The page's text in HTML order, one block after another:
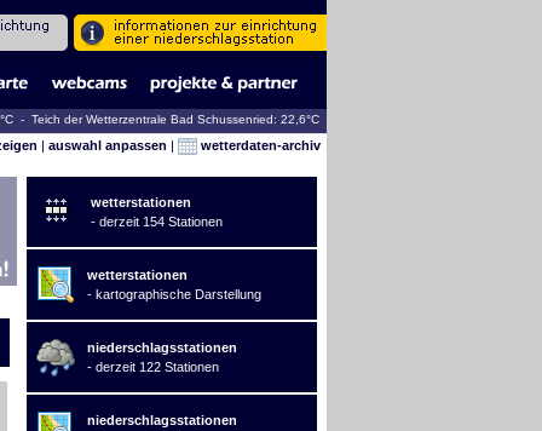
- Teich der Wetterzentrale Bad Schussenried: 22,6°C
| auswahl anpassen | wetterdaten-archiv
wetterstationen
- derzeit 154 Stationen
wetterstationen
- kartographische Darstellung
niederschlagsstationen
- derzeit 122 Stationen
niederschlagsstationen